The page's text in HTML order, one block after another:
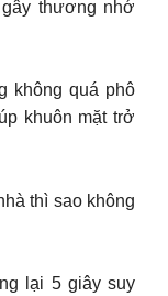
gây thương nhớ
không quá phô
khuôn mặt trở
thì sao không
lại 5 giây suy